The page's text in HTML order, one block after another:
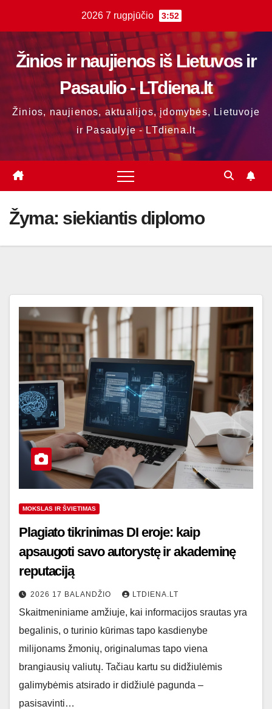
content
2026 7 rugpjūčio 3:52
Žinios ir naujienos iš Lietuvos ir
Pasaulio - LTdiena.lt
Žinios, naujienos, aktualijos, įdomybės, Lietuvoje
ir Pasaulyje - LTdiena.lt
Žyma: siekiantis diplomo
MOKSLAS IR ŠVIETIMAS
Plagiato tikrinimas DI eroje: kaip
apsaugoti savo autorystę ir akademinę
reputaciją
2026 17 BALANDŽIO LTDIENA.LT
Skaitmeniniame amžiuje, kai informacijos srautas yra
begalinis, o turinio kūrimas tapo kasdienybe
milijonams žmonių, originalumas tapo viena
brangiausių valiutų. Tačiau kartu su didžiulėmis
galimybėmis atsirado ir didžiulė pagunda –
pasisavinti…